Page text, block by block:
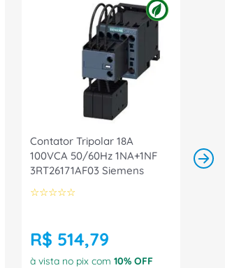
Contator Tripolar 18A
100VCA 50/60Hz 1NA+1NF
3RT26171AF03 Siemens
☆☆☆☆☆
R$ 514,79
à vista no pix com 10% OFF